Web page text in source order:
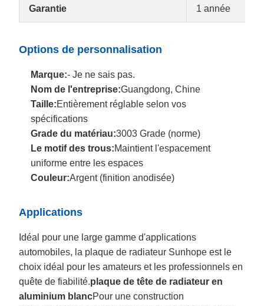
Garantie 1 année
Options de personnalisation
Marque:- Je ne sais pas.
Nom de l'entreprise:Guangdong, Chine
Taille:Entièrement réglable selon vos
spécifications
Grade du matériau:3003 Grade (norme)
Le motif des trous:Maintient l'espacement
uniforme entre les espaces
Couleur:Argent (finition anodisée)
Applications
Idéal pour une large gamme d'applications
automobiles, la plaque de radiateur Sunhope est le
choix idéal pour les amateurs et les professionnels en
quête de fiabilité.plaque de tête de radiateur en
aluminium blancPour une construction